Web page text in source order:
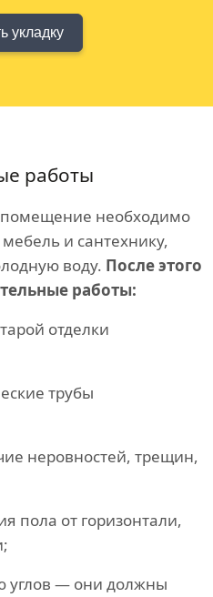
укладку
работы
помещение необходимо
и сантехнику,
воду. После этого
работы:
отделки
трубы
неровностей, трещин,
пола от горизонтали,
углов — они должны